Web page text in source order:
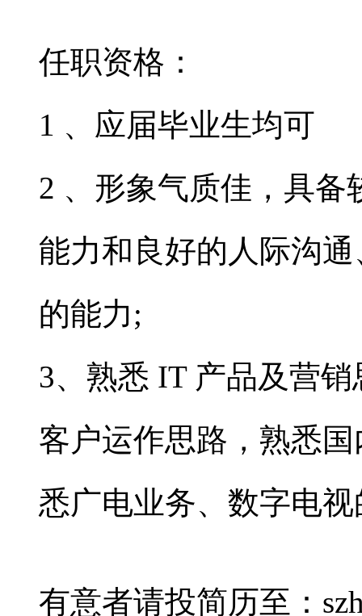
任职资格：
1 、应届毕业生均可
2 、形象气质佳，具
能力和良好的人际沟
的能力;
3、熟悉 IT 产品及营
客户运作思路，熟悉
悉广电业务、数字电
有意者请投简历至：